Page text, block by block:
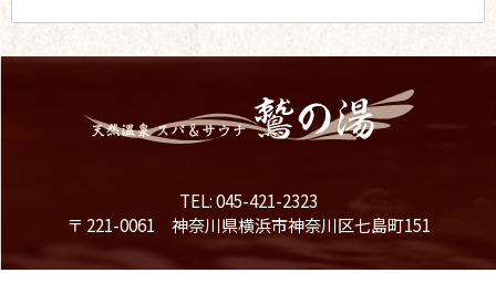
TEL: 045-421-2323
〒 221-0061 神奈川県横浜市神奈川区七島町151